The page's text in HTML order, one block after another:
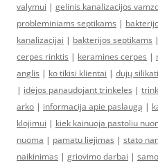
valymui | gelinis kanalizacijos
probleminiams septikams |
kanalizacijai | bakterijos septikams |
cerpes rinktis | keramines cerpes |
anglis | ko tikisi klientai | dujų
| idėjos panaudojant trinkeles |
arko | informacija apie paslaugą |
klojimui | kiek kainuoja pastoliu
nuoma | pamatu liejimas | stato
naikinimas | griovimo darbai |